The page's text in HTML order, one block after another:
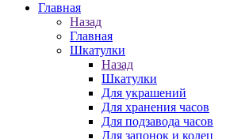
Главная
Назад
Главная
Шкатулки
Назад
Шкатулки
Для украшений
Для хранения часов
Для подзавода часов
Для запонок и колец